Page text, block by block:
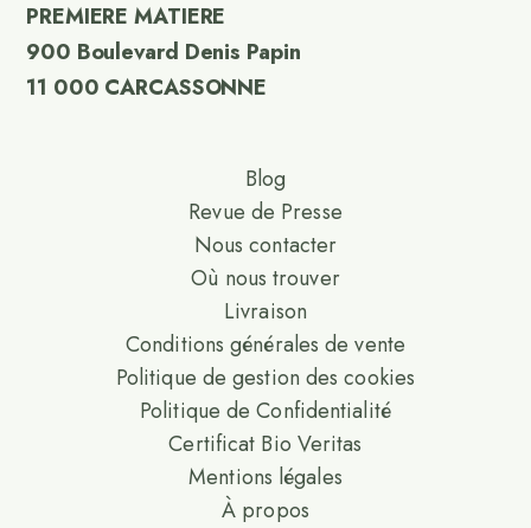
PREMIERE MATIERE
900 Boulevard Denis Papin
11 000 CARCASSONNE
Blog
Revue de Presse
Nous contacter
Où nous trouver
Livraison
Conditions générales de vente
Politique de gestion des cookies
Politique de Confidentialité
Certificat Bio Veritas
Mentions légales
À propos